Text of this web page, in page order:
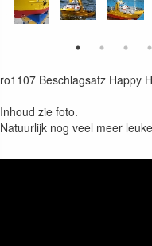
ro1107 Beschlagsatz Happy
Inhoud zie foto.
Natuurlijk nog veel meer